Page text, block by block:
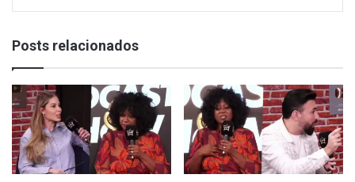
Posts relacionados